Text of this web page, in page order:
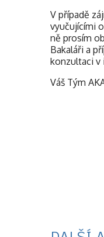
V případě
vyučujícími
ně prosím
Bakaláři a
konzultaci v
Váš Tým